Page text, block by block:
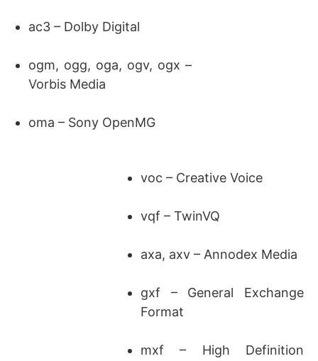
ac3 – Dolby Digital
ogm, ogg, oga, ogv, ogx –
Vorbis Media
oma – Sony OpenMG
voc – Creative Voice
vqf – TwinVQ
axa, axv – Annodex Media
gxf – General Exchange
Format
mxf – High Definition